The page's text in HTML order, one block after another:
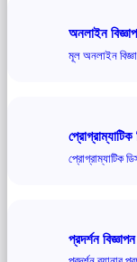
অনলাইন
মূল অনলাইন
প্রোগ্রাম্যাটিক
প্রদর্শন